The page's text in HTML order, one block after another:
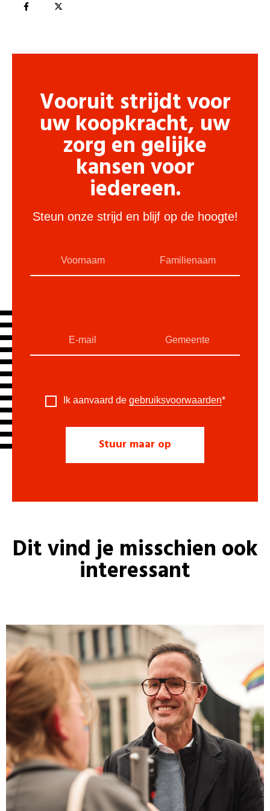
Vooruit strijdt voor
uw koopkracht, uw
zorg en gelijke
kansen voor
iedereen.
Steun onze strijd en blijf op de hoogte!
Ik aanvaard de gebruiksvoorwaarden*
Dit vind je misschien ook
interessant